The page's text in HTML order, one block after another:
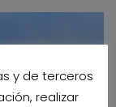
y de terceros
realizar